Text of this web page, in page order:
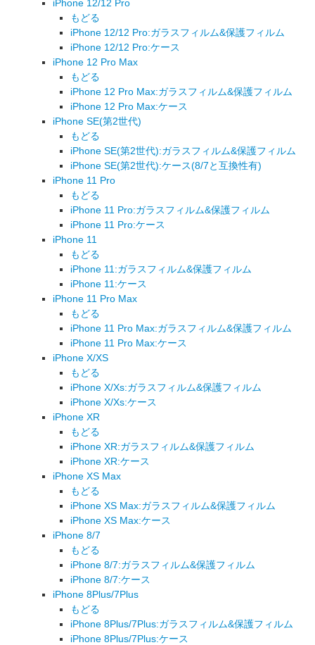
iPhone 12/12 Pro
もどる
iPhone 12/12 Pro:ガラスフィルム&保護フィルム
iPhone 12/12 Pro:ケース
iPhone 12 Pro Max
もどる
iPhone 12 Pro Max:ガラスフィルム&保護フィルム
iPhone 12 Pro Max:ケース
iPhone SE(第2世代)
もどる
iPhone SE(第2世代):ガラスフィルム&保護フィルム
iPhone SE(第2世代):ケース(8/7と互換性有)
iPhone 11 Pro
もどる
iPhone 11 Pro:ガラスフィルム&保護フィルム
iPhone 11 Pro:ケース
iPhone 11
もどる
iPhone 11:ガラスフィルム&保護フィルム
iPhone 11:ケース
iPhone 11 Pro Max
もどる
iPhone 11 Pro Max:ガラスフィルム&保護フィルム
iPhone 11 Pro Max:ケース
iPhone X/XS
もどる
iPhone X/Xs:ガラスフィルム&保護フィルム
iPhone X/Xs:ケース
iPhone XR
もどる
iPhone XR:ガラスフィルム&保護フィルム
iPhone XR:ケース
iPhone XS Max
もどる
iPhone XS Max:ガラスフィルム&保護フィルム
iPhone XS Max:ケース
iPhone 8/7
もどる
iPhone 8/7:ガラスフィルム&保護フィルム
iPhone 8/7:ケース
iPhone 8Plus/7Plus
もどる
iPhone 8Plus/7Plus:ガラスフィルム&保護フィルム
iPhone 8Plus/7Plus:ケース